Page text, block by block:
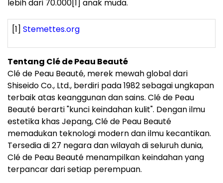
lebih dari 70.000 [1] anak muda.
[1] Stemettes.org
Tentang Clé de Peau Beauté
Clé de Peau Beauté, merek mewah global dari
Shiseido Co., Ltd., berdiri pada 1982 sebagai ungkapan
terbaik atas keanggunan dan sains. Clé de Peau
Beauté berarti "kunci keindahan kulit". Dengan ilmu
estetika khas Jepang, Clé de Peau Beauté
memadukan teknologi modern dan ilmu kecantikan.
Tersedia di 27 negara dan wilayah di seluruh dunia,
Clé de Peau Beauté menampilkan keindahan yang
terpancar dari setiap perempuan.